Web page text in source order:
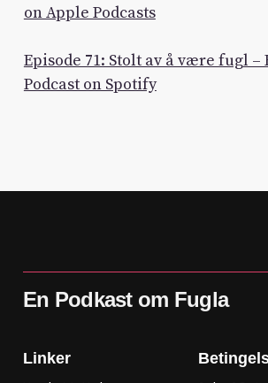
on Apple Podcasts
Episode 71: Stolt av å være fugl –
Podcast on Spotify
En Podkast om Fugla
Linker